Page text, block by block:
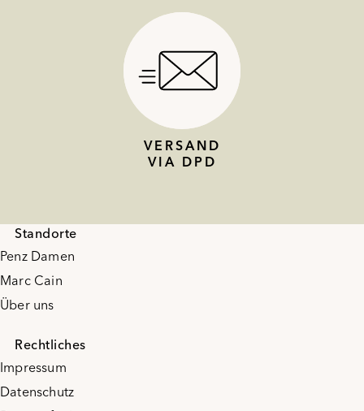
VERSAND
VIA DPD
Standorte
Penz Damen
Marc Cain
Über uns
Rechtliches
Impressum
Datenschutz